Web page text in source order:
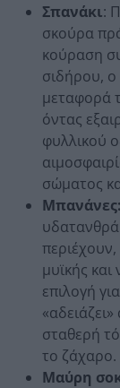
Σπανάκι:
σκούρα
κούραση
σιδήρου, ο
μεταφορά
όντας
φυλλικού
σώματος
Μπανάνες:
μυϊκής και
επιλογή
σταθερή
το ζάχαρο.
Μαύρη